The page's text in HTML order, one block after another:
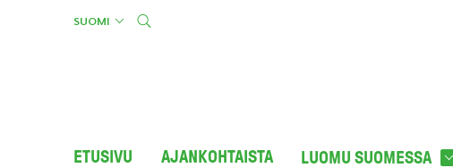
SUOMI
ETUSIVU AJANKOHTAISTA LUOMU SUOMESSA